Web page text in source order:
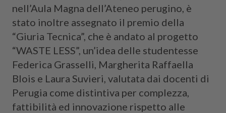
nell’Aula Magna dell’Ateneo perugino, è
stato inoltre assegnato il premio della
“Giuria Tecnica”, che è andato al progetto
“WASTE LESS”, un’idea delle studentesse
Federica Grasselli, Margherita Raffaella
Blois e Laura Suvieri, valutata dai docenti di
Perugia come distintiva per complezza,
fattibilità ed innovazione rispetto alle